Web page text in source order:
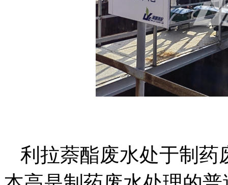
利拉萘酯废水处于制药